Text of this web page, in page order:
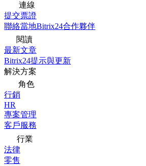
連線
提交票證
聯絡當地Bitrix24合作夥伴
閱讀
最新文章
Bitrix24提示與更新
解決方案
角色
行銷
HR
專案管理
客戶服務
行業
法律
零售